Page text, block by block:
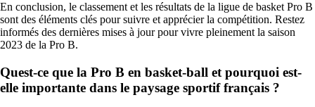
En conclusion, le classement et les résultats de la ligue de basket Pro B
sont des éléments clés pour suivre et apprécier la compétition. Restez
informés des dernières mises à jour pour vivre pleinement la saison
2023 de la Pro B.
Quest-ce que la Pro B en basket-ball et pourquoi est-
elle importante dans le paysage sportif français ?